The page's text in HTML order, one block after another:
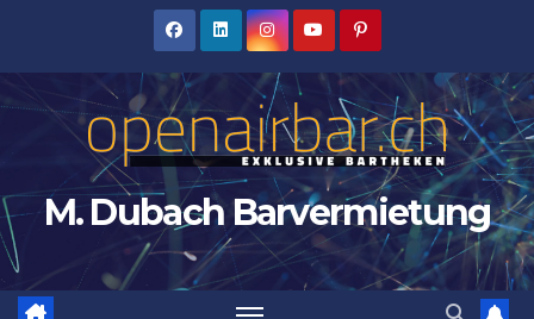
M. Dubach Barvermietung